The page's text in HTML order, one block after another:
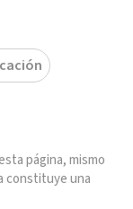
página, mismo
constituye una